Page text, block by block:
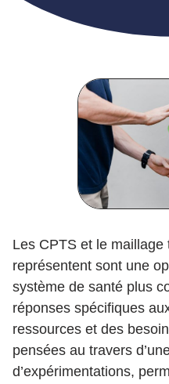
Les CPTS et le maillage
représentent sont une
système de santé plus
réponses spécifiques
ressources et des
pensées au travers
d’expérimentations,